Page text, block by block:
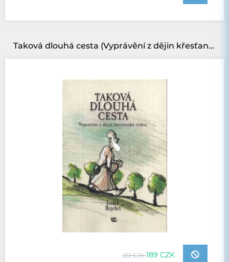
Taková dlouhá cesta (Vyprávění z dějin křesťanské církve)
222 CZK189 CZK